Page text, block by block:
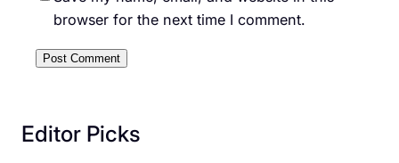
browser for the next time I comment.
Editor Picks